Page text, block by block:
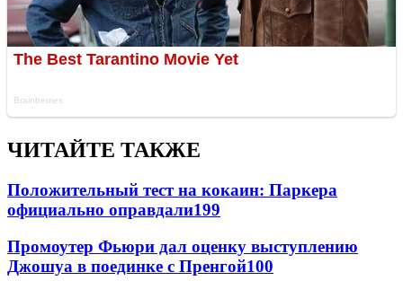
ЧИТАЙТЕ ТАКЖЕ
Положительный тест на кокаин: Паркера
официально оправдали199
Промоутер Фьюри дал оценку выступлению
Джошуа в поединке с Пренгой100